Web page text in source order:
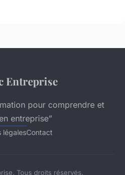
Entreprise
pour comprendre et
entreprise”
légalesContact
Tous droits réservés.